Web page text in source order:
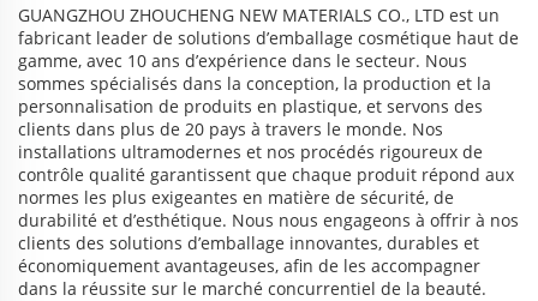
GUANGZHOU ZHOUCHENG NEW MATERIALS CO., LTD est un
fabricant leader de solutions d’emballage cosmétique haut de
gamme, avec 10 ans d’expérience dans le secteur. Nous
sommes spécialisés dans la conception, la production et la
personnalisation de produits en plastique, et servons des
clients dans plus de 20 pays à travers le monde. Nos
installations ultramodernes et nos procédés rigoureux de
contrôle qualité garantissent que chaque produit répond aux
normes les plus exigeantes en matière de sécurité, de
durabilité et d’esthétique. Nous nous engageons à offrir à nos
clients des solutions d’emballage innovantes, durables et
économiquement avantageuses, afin de les accompagner
dans la réussite sur le marché concurrentiel de la beauté.